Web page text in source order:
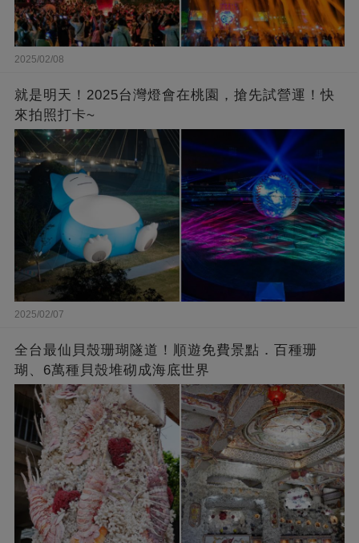
2025/02/08
就是明天！2025台灣燈會在桃園，搶先試營運！快
來拍照打卡~
2025/02/07
全台最仙貝殼珊瑚隧道！順遊免費景點．百種珊
瑚、6萬種貝殼堆砌成海底世界